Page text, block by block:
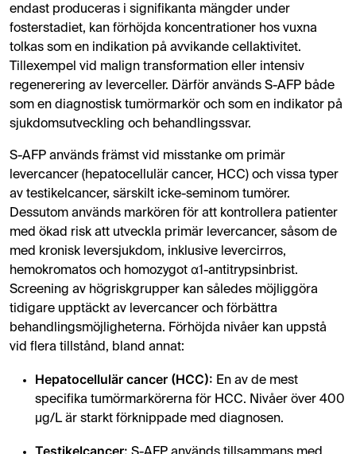
endast produceras i signifikanta mängder under
fosterstadiet, kan förhöjda koncentrationer hos vuxna
tolkas som en indikation på avvikande cellaktivitet.
Tillexempel vid malign transformation eller intensiv
regenerering av leverceller. Därför används S-AFP både
som en diagnostisk tumörmarkör och som en indikator på
sjukdomsutveckling och behandlingssvar.
S-AFP används främst vid misstanke om primär
levercancer (hepatocellulär cancer, HCC) och vissa typer
av testikelcancer, särskilt icke-seminom tumörer.
Dessutom används markören för att kontrollera patienter
med ökad risk att utveckla primär levercancer, såsom de
med kronisk leversjukdom, inklusive levercirros,
hemokromatos och homozygot α1-antitrypsinbrist.
Screening av högriskgrupper kan således möjliggöra
tidigare upptäckt av levercancer och förbättra
behandlingsmöjligheterna. Förhöjda nivåer kan uppstå
vid flera tillstånd, bland annat:
Hepatocellulär cancer (HCC): En av de mest
specifika tumörmarkörerna för HCC. Nivåer över 400
µg/L är starkt förknippade med diagnosen.